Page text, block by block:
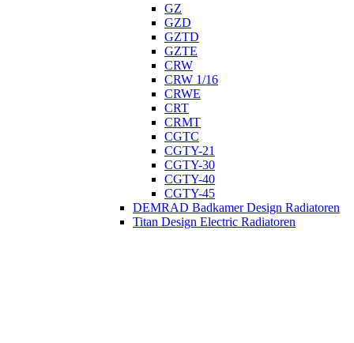
GZ
GZD
GZTD
GZTE
CRW
CRW 1/16
CRWE
CRT
CRMT
CGTC
CGTY-21
CGTY-30
CGTY-40
CGTY-45
DEMRAD Badkamer Design Radiatoren
Titan Design Electric Radiatoren